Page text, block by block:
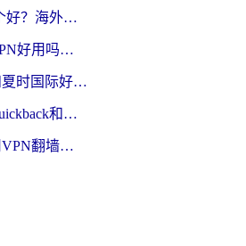
Quickback和云帆哪个好？海外党2026亲测指南：选对加速器大陆工具，无缝刷国内剧玩国服
海外党必看：斧牛VPN好用吗？和GoLinkVPN对比哪个回国效果更好？
海外党必看：斧牛和夏时国际好用吗？3步选对回国加速器，无缝刷国内资源
海外党踩坑指南：Quickback和归雁好用吗？选对加速器才能无缝刷国内资源
海外党必看：如何用VPN翻墙到大陆PTT？一篇解决你所有回国加速痛点